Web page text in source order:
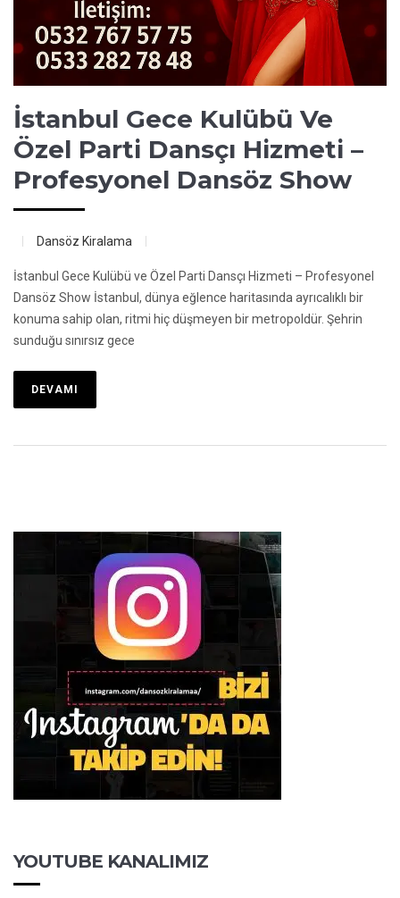
İstanbul Gece Kulübü Ve
Özel Parti Dansçı Hizmeti –
Profesyonel Dansöz Show
Dansöz Kiralama
İstanbul Gece Kulübü ve Özel Parti Dansçı Hizmeti – Profesyonel
Dansöz Show İstanbul, dünya eğlence haritasında ayrıcalıklı bir
konuma sahip olan, ritmi hiç düşmeyen bir metropoldür. Şehrin
sunduğu sınırsız gece
DEVAMI
YOUTUBE KANALIMIZ